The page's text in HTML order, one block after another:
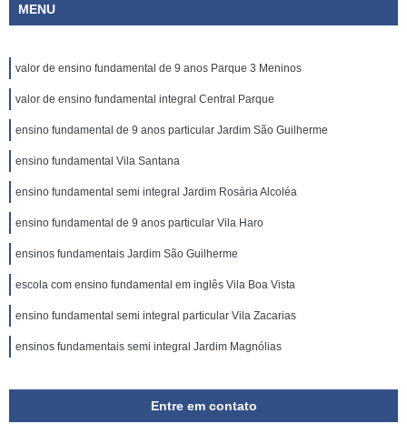
MENU
valor de ensino fundamental de 9 anos Parque 3 Meninos
valor de ensino fundamental integral Central Parque
ensino fundamental de 9 anos particular Jardim São Guilherme
ensino fundamental Vila Santana
ensino fundamental semi integral Jardim Rosária Alcoléa
ensino fundamental de 9 anos particular Vila Haro
ensinos fundamentais Jardim São Guilherme
escola com ensino fundamental em inglês Vila Boa Vista
ensino fundamental semi integral particular Vila Zacarias
ensinos fundamentais semi integral Jardim Magnólias
Entre em contato